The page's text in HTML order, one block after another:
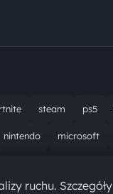
steam ps5
nintendo microsoft
ruchu. Szczegóły